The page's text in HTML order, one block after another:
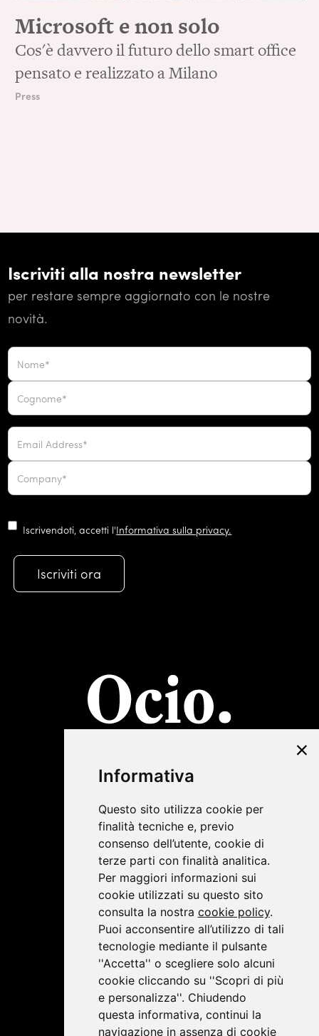
Informativa
Questo sito utilizza cookie per
finalità tecniche e, previo
consenso dell’utente, cookie di
terze parti con finalità analitica.
Per maggiori informazioni sui
cookie utilizzati su questo sito
consulta la nostra cookie policy.
Puoi acconsentire all’utilizzo di tali
tecnologie mediante il pulsante
''Accetta'' o scegliere solo alcuni
cookie cliccando su ''Scopri di più
e personalizza''. Chiudendo
questa informativa, continui la
navigazione in assenza di cookie
Microsoft e non solo
Cos'è davvero il futuro dello smart office
pensato e realizzato a Milano
Press
Iscriviti alla nostra newsletter
per restare sempre aggiornato con le nostre
novità.
Iscrivendoti, accetti l'Informativa sulla privacy.
Privacy Policy | Cookie Policy